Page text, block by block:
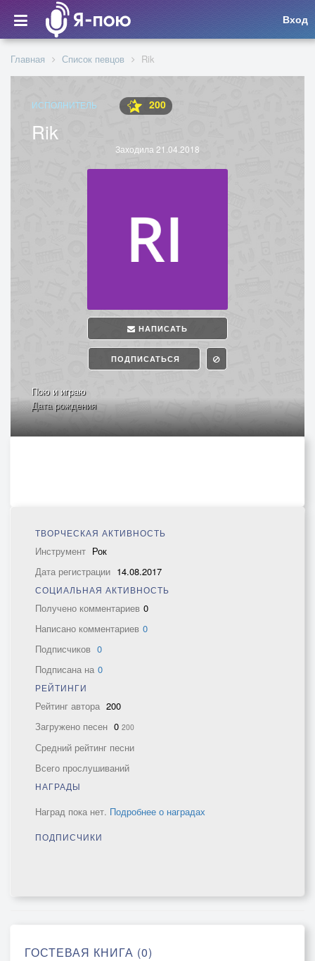
Вход
Главная Список певцов Rik
ИСПОЛНИТЕЛЬ 200
Rik
Заходила 21.04.2018
НАПИСАТЬ
ПОДПИСАТЬСЯ
Пою и играю
Дата рождения
ТВОРЧЕСКАЯ АКТИВНОСТЬ
Инструмент Рок
Дата регистрации 14.08.2017
СОЦИАЛЬНАЯ АКТИВНОСТЬ
Получено комментариев 0
Написано комментариев 0
Подписчиков 0
Подписана на 0
РЕЙТИНГИ
Рейтинг автора 200
Загружено песен 0 200
Средний рейтинг песни
Всего прослушиваний
НАГРАДЫ
Наград пока нет. Подробнее о наградах
ПОДПИСЧИКИ
ГОСТЕВАЯ КНИГА (0)